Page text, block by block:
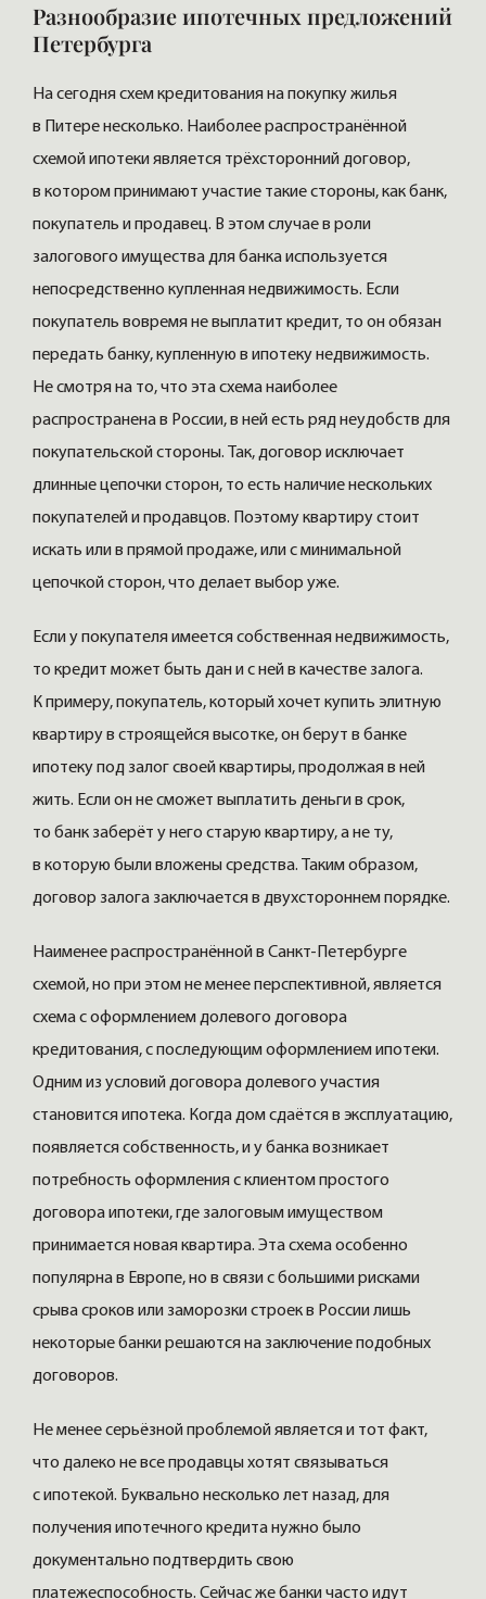
Разнообразие ипотечных предложений
Петербурга
На сегодня схем кредитования на покупку жилья
в Питере несколько. Наиболее распространённой
схемой ипотеки является трёхсторонний договор,
в котором принимают участие такие стороны, как банк,
покупатель и продавец. В этом случае в роли
залогового имущества для банка используется
непосредственно купленная недвижимость. Если
покупатель вовремя не выплатит кредит, то он обязан
передать банку, купленную в ипотеку недвижимость.
Не смотря на то, что эта схема наиболее
распространена в России, в ней есть ряд неудобств для
покупательской стороны. Так, договор исключает
длинные цепочки сторон, то есть наличие нескольких
покупателей и продавцов. Поэтому квартиру стоит
искать или в прямой продаже, или с минимальной
цепочкой сторон, что делает выбор уже.
Если у покупателя имеется собственная недвижимость,
то кредит может быть дан и с ней в качестве залога.
К примеру, покупатель, который хочет купить элитную
квартиру в строящейся высотке, он берут в банке
ипотеку под залог своей квартиры, продолжая в ней
жить. Если он не сможет выплатить деньги в срок,
то банк заберёт у него старую квартиру, а не ту,
в которую были вложены средства. Таким образом,
договор залога заключается в двухстороннем порядке.
Наименее распространённой в Санкт-Петербурге
схемой, но при этом не менее перспективной, является
схема с оформлением долевого договора
кредитования, с последующим оформлением ипотеки.
Одним из условий договора долевого участия
становится ипотека. Когда дом сдаётся в эксплуатацию,
появляется собственность, и у банка возникает
потребность оформления с клиентом простого
договора ипотеки, где залоговым имуществом
принимается новая квартира. Эта схема особенно
популярна в Европе, но в связи с большими рисками
срыва сроков или заморозки строек в России лишь
некоторые банки решаются на заключение подобных
договоров.
Не менее серьёзной проблемой является и тот факт,
что далеко не все продавцы хотят связываться
с ипотекой. Буквально несколько лет назад, для
получения ипотечного кредита нужно было
документально подтвердить свою
платежеспособность. Сейчас же банки часто идут